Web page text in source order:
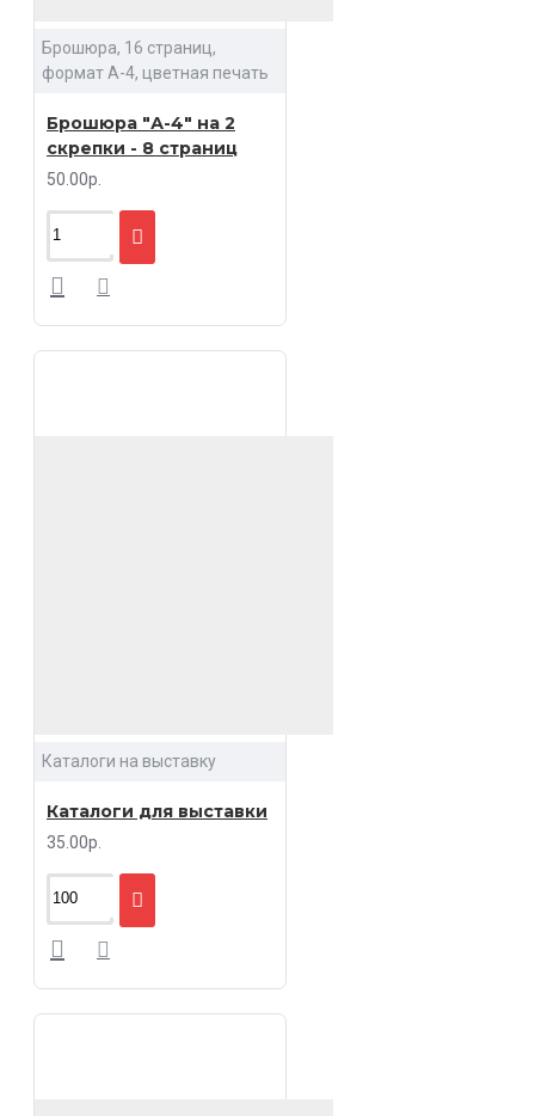
Брошюра, 16 страниц,
формат А-4, цветная печать
Брошюра "А-4" на 2
скрепки - 8 страниц
50.00р.
Каталоги на выставку
Каталоги для выставки
35.00р.